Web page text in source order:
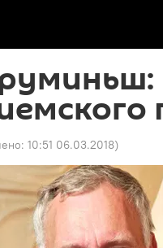
10:51 06.03.2018)